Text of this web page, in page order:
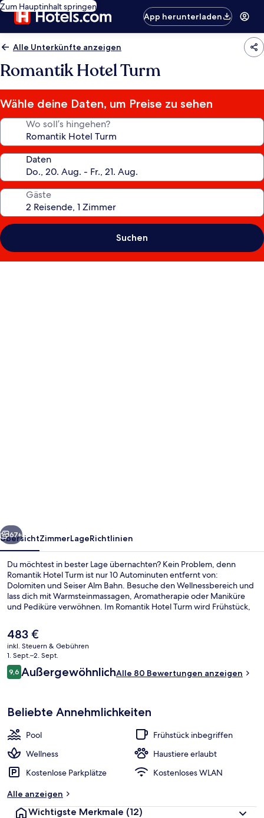
Zum Hauptinhalt springen
App herunterladen
Alle Unterkünfte anzeigen
Romantik Hotel Turm
Wähle deine Daten, um Preise zu sehen
Wo soll’s hingehen?
Daten
Gäste
Suchen
Weiter
67+
ÜbersichtZimmerLageRichtlinien
Du möchtest in bester Lage übernachten? Kein Problem, denn
Romantik Hotel Turm ist nur 10 Autominuten entfernt von:
Dolomiten und Seiser Alm Bahn. Besuche den Wellnessbereich und
lass dich mit Warmsteinmassagen, Aromatherapie oder Maniküre
und Pediküre verwöhnen. Im Romantik Hotel Turm wird Frühstück,
Stil bietet als weitere Highlights einen Außenpool, eine Loungebar
sowie ein Fitnesscenter.
Der
aktuelle
Preis
beträgt
483 €.
483 €
inkl. Steuern & Gebühren
1. Sept.–2. Sept.
Bewertungen
9,69,6 von 10.
AußergewöhnlichAlle 80 Bewertungen anzeigen
Beliebte Annehmlichkeiten
Pool
Frühstück inbegriffen
Wellness
Haustiere erlaubt
Kostenlose Parkplätze
Kostenloses WLAN
Alle anzeigen
Wichtigste Merkmale (12)